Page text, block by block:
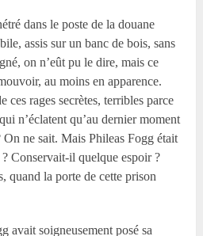
dans le poste de la douane
assis sur un banc de bois, sans
on n’eût pu le dire, mais ce
au moins en apparence.
ces rages secrètes, terribles parce
n’éclatent qu’au dernier moment
ne sait. Mais Phileas Fogg était
Conservait-il quelque espoir ?
quand la porte de cette prison
avait soigneusement posé sa